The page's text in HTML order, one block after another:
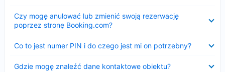
Czy mogę anulować lub zmienić swoją rezerwację
poprzez stronę Booking.com?
Co to jest numer PIN i do czego jest mi on potrzebny?
Gdzie mogę znaleźć dane kontaktowe obiektu?